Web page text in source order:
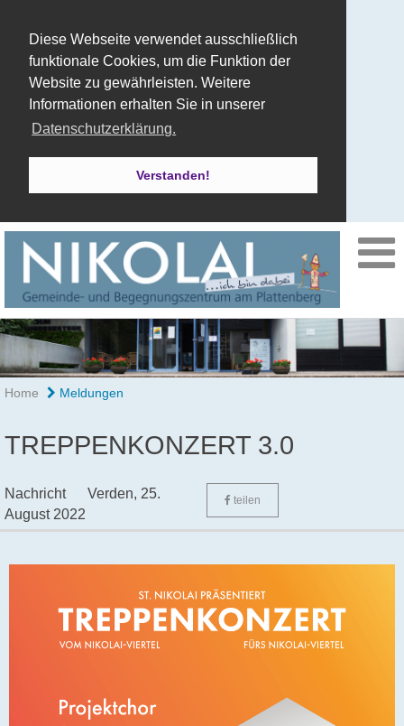
Diese Webseite verwendet ausschließlich
funktionale Cookies, um die Funktion der
Website zu gewährleisten. Weitere
Informationen erhalten Sie in unserer
Datenschutzerklärung.
Verstanden!
Home Meldungen
TREPPENKONZERT 3.0
Nachricht Verden, 25.
August 2022
teilen